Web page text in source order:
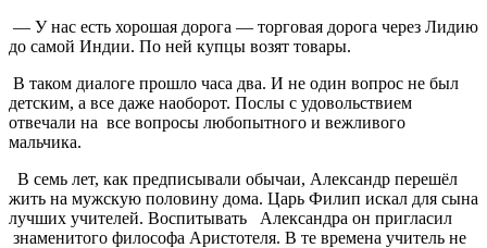
— У нас есть хорошая дорога — торговая дорога через Лидию
до самой Индии. По ней купцы возят товары.
В таком диалоге прошло часа два. И не один вопрос не был
детским, а все даже наоборот. Послы с удовольствием
отвечали на все вопросы любопытного и вежливого
мальчика.
В семь лет, как предписывали обычаи, Александр перешёл
жить на мужскую половину дома. Царь Филип искал для сына
лучших учителей. Воспитывать Александра он пригласил
знаменитого философа Аристотеля. В те времена учитель не